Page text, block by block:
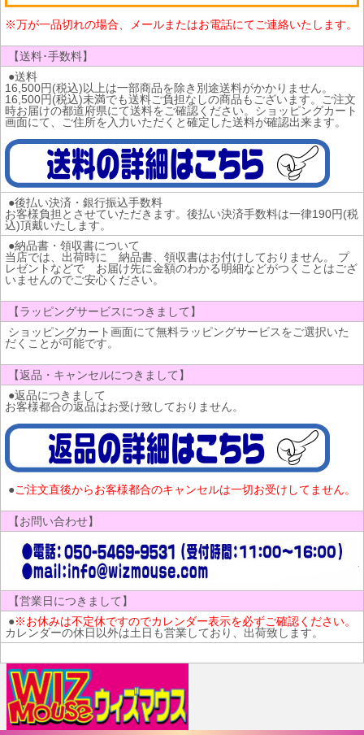
※万が一品切れの場合、メールまたはお電話にてご連絡いたします。
【送料･手数料】
●送料
16,500円(税込)以上は一部商品を除き別途送料がかかりません。
16,500円(税込)未満でも送料ご負担なしの商品もございます。ご注文
時お届けの都道府県にて送料をご確認ください。ショッピングカート
画面にて、ご住所を入力いただくと確定した送料が確認出来ます。
●後払い決済・銀行振込手数料
お客様負担とさせていただきます。後払い決済手数料は一律190円(税
込)頂戴いたします。
●納品書・領収書について
当店では、出荷時に 納品書、領収書はお付けしておりません。 プ
レゼントなどで お届け先に金額のわかる明細などがつくことはござ
いませんのでご安心ください。
【ラッピングサービスにつきまして】
ショッピングカート画面にて無料ラッピングサービスをご選択いた
だくことが可能です。
【返品・キャンセルにつきまして】
●返品につきまして
お客様都合の返品はお受け致しておりません。
●ご注文直後からお客様都合のキャンセルは一切お受けしてません。
【お問い合わせ】
【営業日につきまして】
●※お休みは不定休ですのでカレンダー表示を必ずご確認ください。
カレンダーの休日以外は土日も営業しており、出荷致します。